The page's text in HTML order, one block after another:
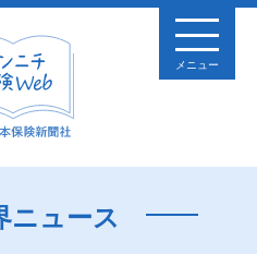
メニュー
ニュース